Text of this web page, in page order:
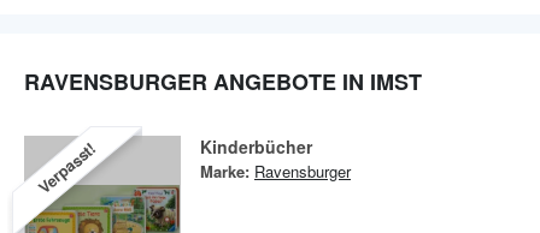
RAVENSBURGER ANGEBOTE IN IMST
Verpasst! Kinderbücher
Marke: Ravensburger